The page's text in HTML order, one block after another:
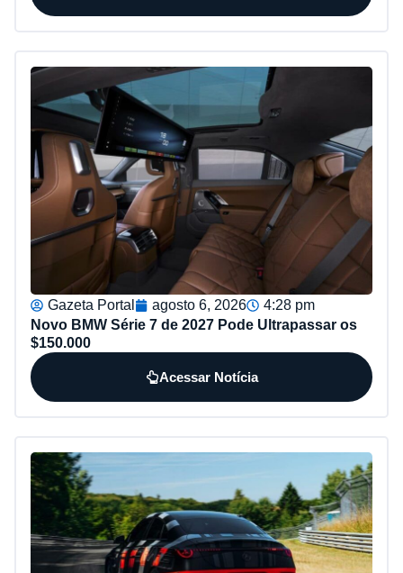
Gazeta Portal agosto 6, 2026
4:28 pm
Novo BMW Série 7 de 2027 Pode Ultrapassar os
$150.000
Acessar Notícia